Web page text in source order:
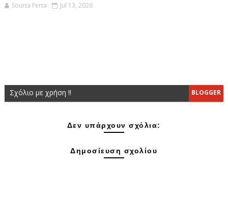
Sourta Ferta
Jul 13, 2026
BLOGGER
Σχόλιο με χρήση !!
Δεν υπάρχουν σχόλια:
Δημοσίευση σχολίου